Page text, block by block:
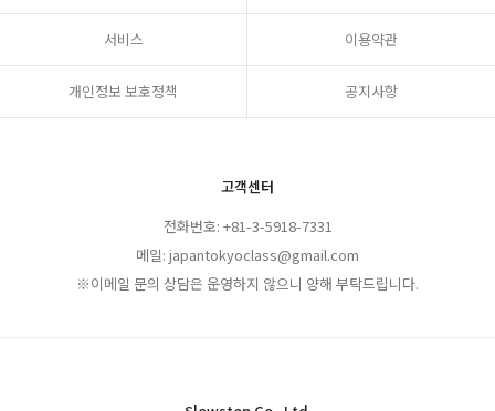
서비스 이용약관
개인정보 보호정책 공지사항
고객센터
전화번호: +81-3-5918-7331
메일: japantokyoclass@gmail.com
※이메일 문의 상담은 운영하지 않으니 양해 부탁드립니다.